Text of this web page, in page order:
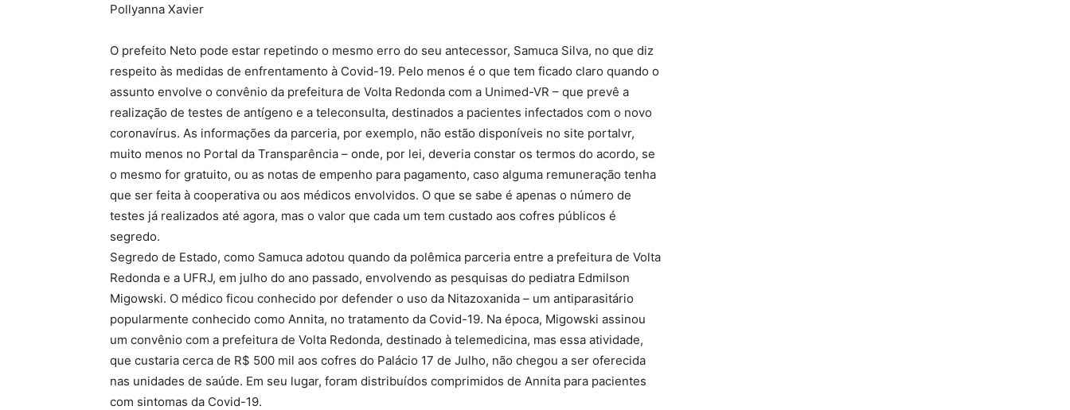
Pollyanna Xavier
O prefeito Neto pode estar repetindo o mesmo erro do seu antecessor, Samuca Silva, no que diz
respeito às medidas de enfrentamento à Covid-19. Pelo menos é o que tem ficado claro quando o
assunto envolve o convênio da prefeitura de Volta Redonda com a Unimed-VR – que prevê a
realização de testes de antígeno e a teleconsulta, destinados a pacientes infectados com o novo
coronavírus. As informações da parceria, por exemplo, não estão disponíveis no site portalvr,
muito menos no Portal da Transparência – onde, por lei, deveria constar os termos do acordo, se
o mesmo for gratuito, ou as notas de empenho para pagamento, caso alguma remuneração tenha
que ser feita à cooperativa ou aos médicos envolvidos. O que se sabe é apenas o número de
testes já realizados até agora, mas o valor que cada um tem custado aos cofres públicos é
segredo.
Segredo de Estado, como Samuca adotou quando da polêmica parceria entre a prefeitura de Volta
Redonda e a UFRJ, em julho do ano passado, envolvendo as pesquisas do pediatra Edmilson
Migowski. O médico ficou conhecido por defender o uso da Nitazoxanida – um antiparasitário
popularmente conhecido como Annita, no tratamento da Covid-19. Na época, Migowski assinou
um convênio com a prefeitura de Volta Redonda, destinado à telemedicina, mas essa atividade,
que custaria cerca de R$ 500 mil aos cofres do Palácio 17 de Julho, não chegou a ser oferecida
nas unidades de saúde. Em seu lugar, foram distribuídos comprimidos de Annita para pacientes
com sintomas da Covid-19.